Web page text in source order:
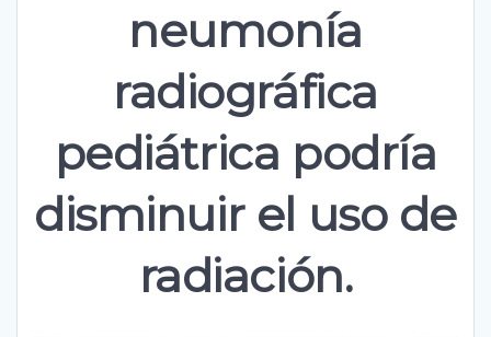
neumonía
radiográfica
pediátrica podría
disminuir el uso de
radiación.